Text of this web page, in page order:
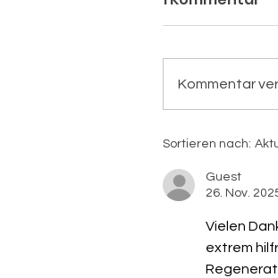
Kopfläuse
Kommentar
Sortieren nach:
Guest
26. Nov.
Vielen
extrem